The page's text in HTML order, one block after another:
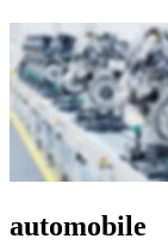
automobile